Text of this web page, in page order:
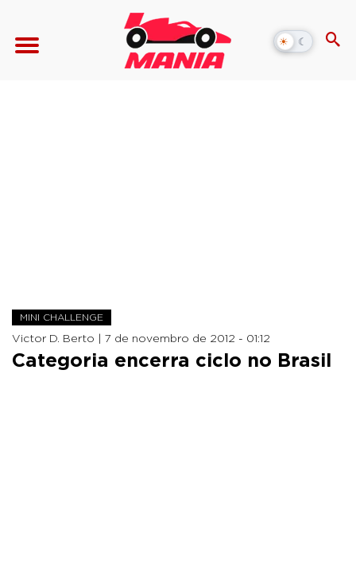
☀ ☾
Alternar
modo
MINI CHALLENGE
Victor D. Berto | 7 de novembro de 2012 - 01:12
Categoria encerra ciclo no Brasil